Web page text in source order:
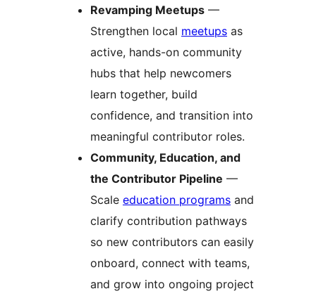
Revamping Meetups —
Strengthen local meetups as
active, hands-on community
hubs that help newcomers
learn together, build
confidence, and transition into
meaningful contributor roles.
Community, Education, and
the Contributor Pipeline —
Scale education programs and
clarify contribution pathways
so new contributors can easily
onboard, connect with teams,
and grow into ongoing project